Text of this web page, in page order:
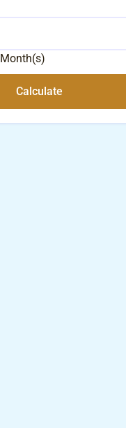
Month(s)
Calculate